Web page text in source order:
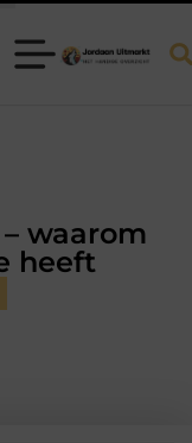
hulp bij pijn en
waarom
heeft